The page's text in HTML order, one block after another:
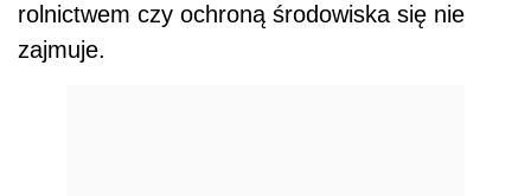
rolnictwem czy ochroną środowiska się nie
zajmuje.